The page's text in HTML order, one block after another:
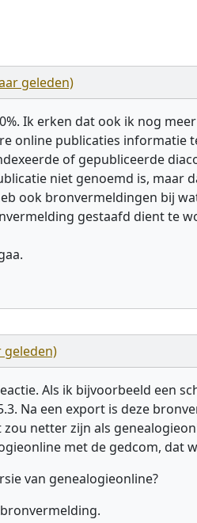
geleden)
Ik erken dat ook ik nog
online publicaties informatie
of gepubliceerde
niet genoemd is, maar
ook bronvermeldingen bij
gestaafd dient te
geleden)
Als ik bijvoorbeeld een
Na een export is deze
netter zijn als
met de gedcom, dat
van genealogieonline?